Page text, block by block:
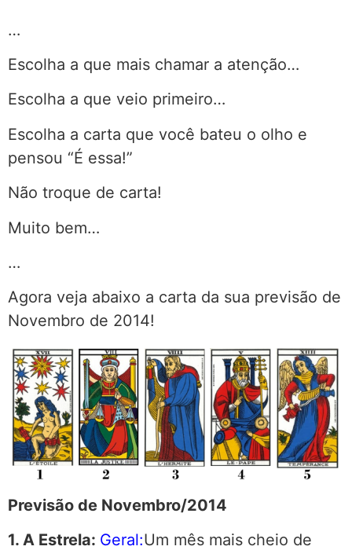
…
Escolha a que mais chamar a atenção…
Escolha a que veio primeiro…
Escolha a carta que você bateu o olho e
pensou “É essa!”
Não troque de carta!
Muito bem…
…
Agora veja abaixo a carta da sua previsão de
Novembro de 2014!
Previsão de Novembro/2014
1. A Estrela: Geral:Um mês mais cheio de